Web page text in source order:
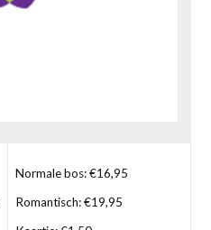
Normale bos: €16,95
Romantisch: €19,95